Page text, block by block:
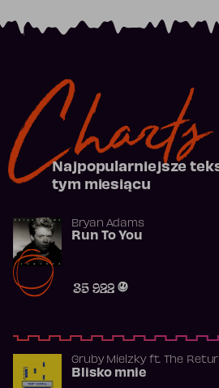
Charts
Najpopularniejsze
tym miesiącu
Bryan Adams
Run To You
35 922
Gruby Mielzkyft. The
Blisko mnie